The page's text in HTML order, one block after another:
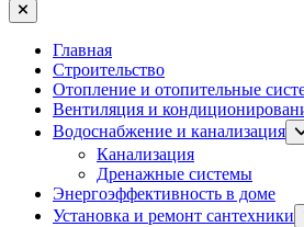
Close
Главная
Строительство
Отопление и отопительные
Вентиляция и
Водоснабжение и канализация
Канализация
Дренажные системы
Энергоэффективность в доме
Установка и ремонт сантехники